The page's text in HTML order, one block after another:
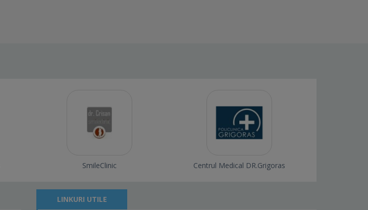
SmileClinic Centrul Medical DR.Grigoras
LINKURI UTILE